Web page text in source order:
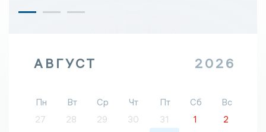
АВГУСТ 2026
Пн Вт Ср Чт Пт Сб
Вс
27
28 29 30 31 1
2